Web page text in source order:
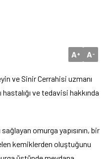
A+ A-
ve Sinir Cerrahisi uzmanı
ve tedavisi hakkında
omurga yapısının, bir
kemiklerden oluştuğunu